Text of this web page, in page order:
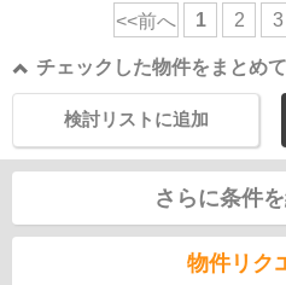
<<前へ 1 2 3
チェックした物件をまとめて
検討リストに追加
さらに条件
物件リク